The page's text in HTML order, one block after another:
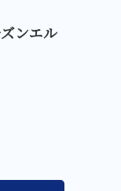
ンエル